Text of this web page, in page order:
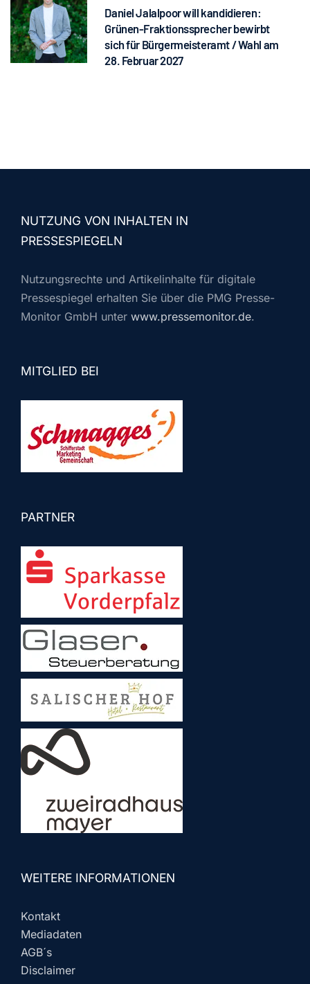
Daniel Jalalpoor will kandidieren:
Grünen-Fraktionssprecher bewirbt
sich für Bürgermeisteramt / Wahl am
28. Februar 2027
NUTZUNG VON INHALTEN IN
PRESSESPIEGELN
Nutzungsrechte und Artikelinhalte für digitale
Pressespiegel erhalten Sie über die PMG Presse-
Monitor GmbH unter www.pressemonitor.de.
MITGLIED BEI
PARTNER
WEITERE INFORMATIONEN
Kontakt
Mediadaten
AGB´s
Disclaimer